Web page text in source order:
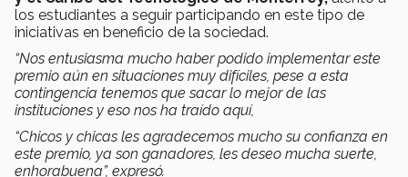
los estudiantes a seguir participando en este tipo de
iniciativas en beneficio de la sociedad.
“Nos entusiasma mucho haber podido implementar este
premio aún en situaciones muy difíciles, pese a esta
contingencia tenemos que sacar lo mejor de las
instituciones y eso nos ha traído aquí,
“Chicos y chicas les agradecemos mucho su confianza en
este premio, ya son ganadores, les deseo mucha suerte,
enhorabuena”, expresó.